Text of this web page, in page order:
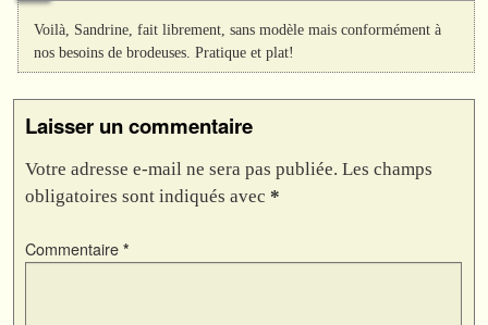
Voilà, Sandrine, fait librement, sans modèle mais conformément à
nos besoins de brodeuses. Pratique et plat!
Laisser un commentaire
Votre adresse e-mail ne sera pas publiée. Les champs
obligatoires sont indiqués avec *
Commentaire *